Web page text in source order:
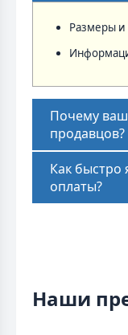
Размеры
Почему
продавцов?
Как быстро
оплаты?
Наши